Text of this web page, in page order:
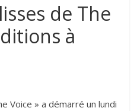
de The
à
Voice » a démarré un lundi